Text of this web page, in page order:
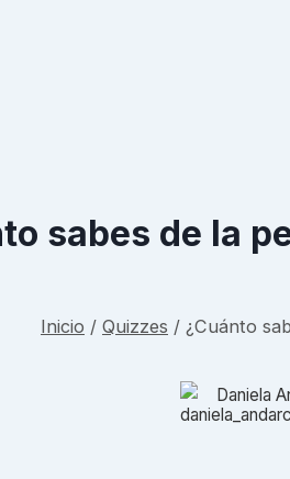
sabes de la
Inicio / Quizzes / ¿Cuánto
Daniela